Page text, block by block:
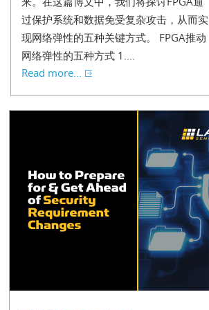
过保护系统和数据免受复杂攻击，从而实
现网络弹性的五种关键方式。 FPGA推动
网络弹性的五种方式 1....
Read more...